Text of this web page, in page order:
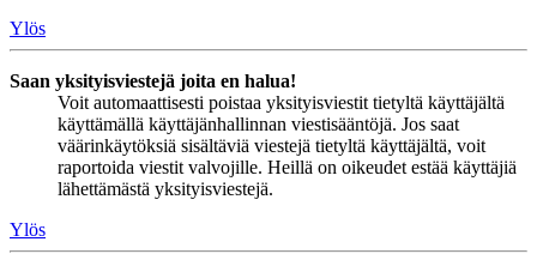
Ylös
Saan yksityisviestejä joita en halua!
Voit automaattisesti poistaa yksityisviestit tietyltä käyttäjältä
käyttämällä käyttäjänhallinnan viestisääntöjä. Jos saat
väärinkäytöksiä sisältäviä viestejä tietyltä käyttäjältä, voit
raportoida viestit valvojille. Heillä on oikeudet estää käyttäjiä
lähettämästä yksityisviestejä.
Ylös